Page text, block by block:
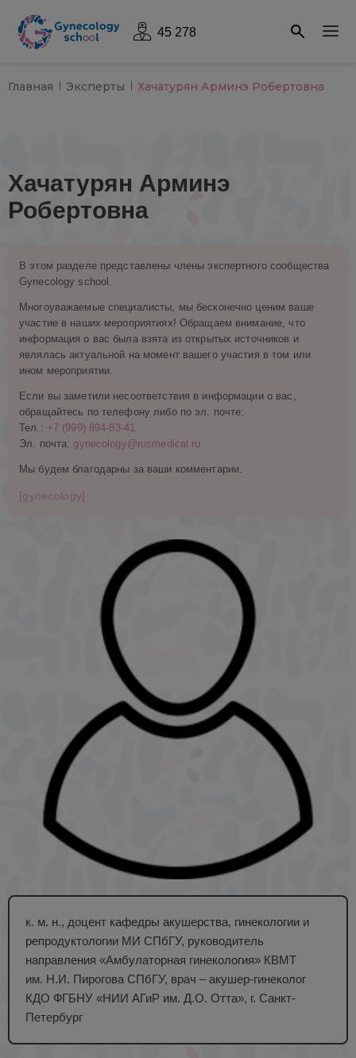
45 278
Главная Эксперты Хачатурян Арминэ Робертовна
Хачатурян Арминэ
Робертовна
В этом разделе представлены члены экспертного сообщества
Gynecology school.
Многоуважаемые специалисты, мы бесконечно ценим ваше
участие в наших мероприятиях! Обращаем внимание, что
информация о вас была взята из открытых источников и
являлась актуальной на момент вашего участия в том или
ином мероприятии.
Если вы заметили несоответствия в информации о вас,
обращайтесь по телефону либо по эл. почте:
Тел.: +7 (999) 894-83-41
Эл. почта: gynecology@rusmedical.ru
Мы будем благодарны за ваши комментарии.
[gynecology]
к. м. н., доцент кафедры акушерства, гинекологии и
репродуктологии МИ СПбГУ, руководитель
направления «Амбулаторная гинекология» КВМТ
им. Н.И. Пирогова СПбГУ, врач – акушер-гинеколог
КДО ФГБНУ «НИИ АГиР им. Д.О. Отта», г. Санкт-
Петербург